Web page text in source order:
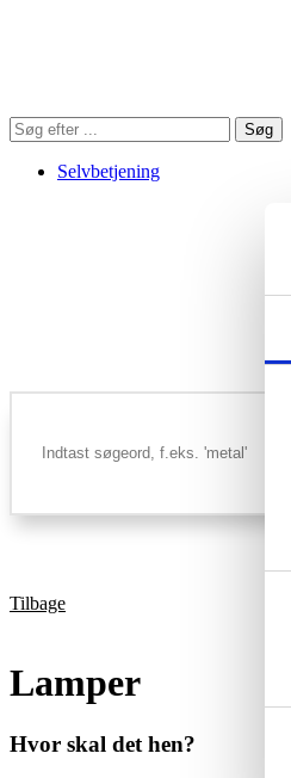
Søg
på
hjemmesiden
Søg
Selvbetjening
Tilbage
Lamper
Hvor skal det hen?